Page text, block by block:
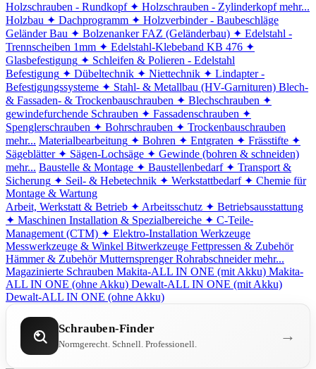
Holzschrauben - Rundkopf ✦ Holzschrauben - Zylinderkopf mehr...
Holzbau ✦ Dachprogramm ✦ Holzverbinder - Baubeschläge
Geländer Bau ✦ Bolzenanker FAZ (Geländerbau) ✦ Edelstahl -
Trennscheiben 1mm ✦ Edelstahl-Klebeband KB 476 ✦
Glasbefestigung ✦ Schleifen & Polieren - Edelstahl
Befestigung ✦ Dübeltechnik ✦ Niettechnik ✦ Lindapter -
Befestigungssysteme ✦ Stahl- & Metallbau (HV-Garnituren) Blech-
& Fassaden- & Trockenbauschrauben ✦ Blechschrauben ✦
gewindefurchende Schrauben ✦ Fassadenschrauben ✦
Spenglerschrauben ✦ Bohrschrauben ✦ Trockenbauschrauben
mehr... Materialbearbeitung ✦ Bohren ✦ Entgraten ✦ Frässtifte ✦
Sägeblätter ✦ Sägen-Lochsäge ✦ Gewinde (bohren & schneiden)
mehr... Baustelle & Montage ✦ Baustellenbedarf ✦ Transport &
Sicherung ✦ Seil- & Hebetechnik ✦ Werkstattbedarf ✦ Chemie für
Montage & Wartung
Arbeit, Werkstatt & Betrieb ✦ Arbeitsschutz ✦ Betriebsausstattung
✦ Maschinen Installation & Spezialbereiche ✦ C-Teile-
Management (CTM) ✦ Elektro-Installation Werkzeuge
Messwerkzeuge & Winkel Bitwerkzeuge Fettpressen & Zubehör
Hämmer & Zubehör Mutternsprenger Rohrabschneider mehr...
Magazinierte Schrauben Makita-ALL IN ONE (mit Akku) Makita-
ALL IN ONE (ohne Akku) Dewalt-ALL IN ONE (mit Akku)
Dewalt-ALL IN ONE (ohne Akku)
Schrauben-Finder
Normgerecht. Schnell. Professionell. →